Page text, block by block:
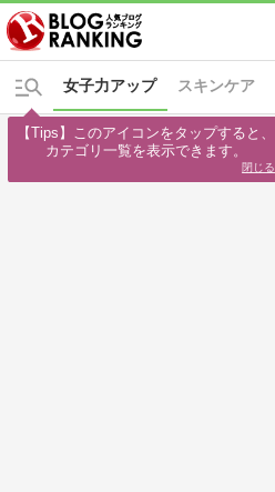
スキンケア
女子力アップ
【Tips】このアイコンをタップすると、
カテゴリ一覧を表示できます。
閉じる